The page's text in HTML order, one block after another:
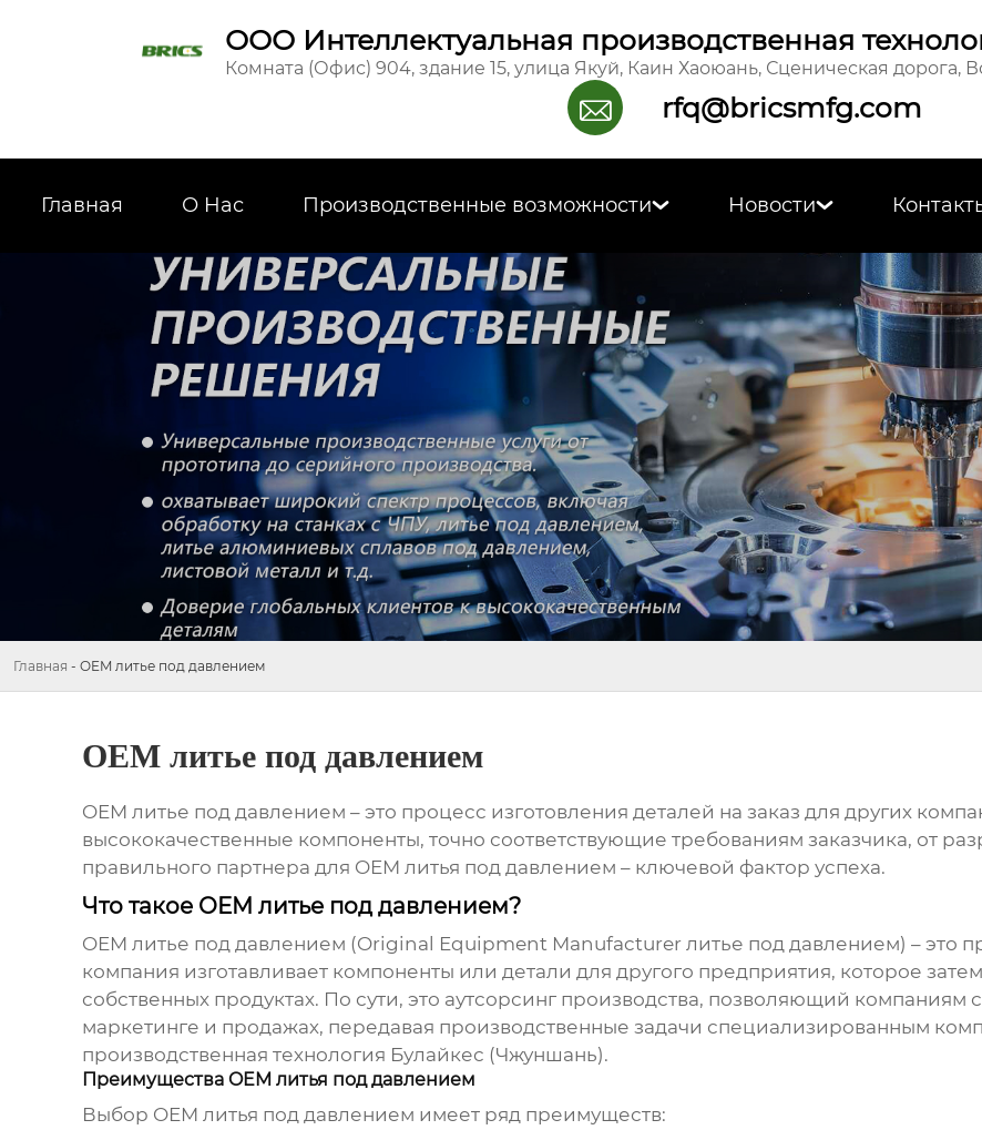
ООО Интеллектуальная производственная
Комната (Офис) 904, здание 15, улица Якуй, Каин Хаоюань, Сценическая дорога,
 rfq@bricsmfg.com
Главная О Hас Производственные возможности Новости
Главная - OEM литье под давлением
OEM литье под давлением
OEM литье под давлением – это процесс изготовления деталей на заказ для других
высококачественные компоненты, точно соответствующие требованиям заказчика, от
правильного партнера для OEM литья под давлением – ключевой фактор успеха.
Что такое OEM литье под давлением?
OEM литье под давлением (Original Equipment Manufacturer литье под давлением) – это
компания изготавливает компоненты или детали для другого предприятия, которое
собственных продуктах. По сути, это аутсорсинг производства, позволяющий компаниям
маркетинге и продажах, передавая производственные задачи специализированным
производственная технология Булайкес (Чжуншань).
Преимущества OEM литья под давлением
Выбор OEM литья под давлением имеет ряд преимуществ: